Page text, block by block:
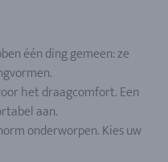
één ding gemeen: ze
het draagcomfort. Een
aan.
onderworpen. Kies uw